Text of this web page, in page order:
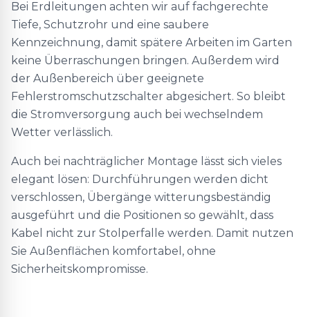
Bei Erdleitungen achten wir auf fachgerechte
Tiefe, Schutzrohr und eine saubere
Kennzeichnung, damit spätere Arbeiten im Garten
keine Überraschungen bringen. Außerdem wird
der Außenbereich über geeignete
Fehlerstromschutzschalter abgesichert. So bleibt
die Stromversorgung auch bei wechselndem
Wetter verlässlich.
Auch bei nachträglicher Montage lässt sich vieles
elegant lösen: Durchführungen werden dicht
verschlossen, Übergänge witterungsbeständig
ausgeführt und die Positionen so gewählt, dass
Kabel nicht zur Stolperfalle werden. Damit nutzen
Sie Außenflächen komfortabel, ohne
Sicherheitskompromisse.